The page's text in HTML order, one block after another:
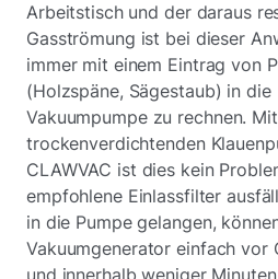
Arbeitstisch und der daraus
Gasströmung ist bei dieser
immer mit einem Eintrag von
(Holzspäne, Sägestaub) in die
Vakuumpumpe zu rechnen.
trockenverdichtenden
CLAWVAC ist dies kein
empfohlene Einlassfilter
in die Pumpe gelangen,
Vakuumgenerator einfach vor
und innerhalb weniger